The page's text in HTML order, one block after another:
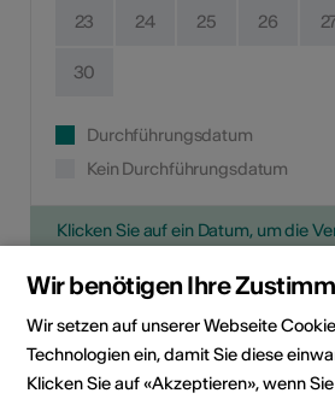
23 24 25 26
30
Durchführungsdatum
Kein Durchführungsdatum
Klicken Sie auf ein Datum, um die
Eventinformationen
Wir benötigen Ihre
Wir setzen auf unserer Webseite
Technologien ein, damit Sie diese
Klicken Sie auf «Akzeptieren», wenn